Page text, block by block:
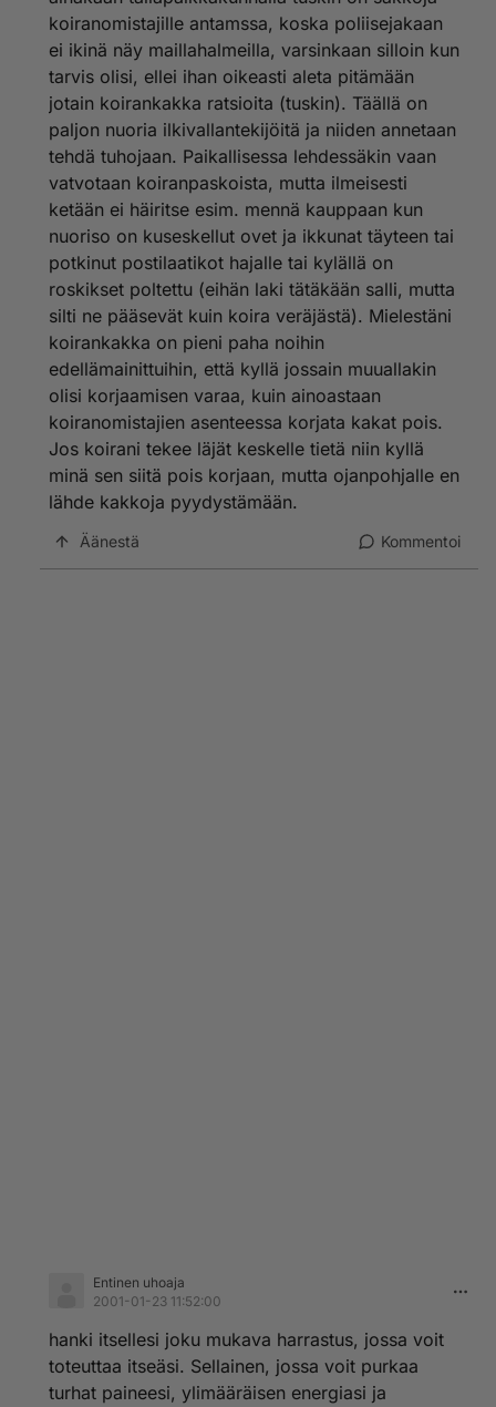
koiranomistajille antamssa, koska poliisejakaan
ei ikinä näy maillahalmeilla, varsinkaan silloin kun
tarvis olisi, ellei ihan oikeasti aleta pitämään
jotain koirankakka ratsioita (tuskin). Täällä on
paljon nuoria ilkivallantekijöitä ja niiden annetaan
tehdä tuhojaan. Paikallisessa lehdessäkin vaan
vatvotaan koiranpaskoista, mutta ilmeisesti
ketään ei häiritse esim. mennä kauppaan kun
nuoriso on kuseskellut ovet ja ikkunat täyteen tai
potkinut postilaatikot hajalle tai kylällä on
roskikset poltettu (eihän laki tätäkään salli, mutta
silti ne pääsevät kuin koira veräjästä). Mielestäni
koirankakka on pieni paha noihin
edellämainittuihin, että kyllä jossain muuallakin
olisi korjaamisen varaa, kuin ainoastaan
koiranomistajien asenteessa korjata kakat pois.
Jos koirani tekee läjät keskelle tietä niin kyllä
minä sen siitä pois korjaan, mutta ojanpohjalle en
lähde kakkoja pyydystämään.
Äänestä Kommentoi
Entinen uhoaja
2001-01-23 11:52:00
hanki itsellesi joku mukava harrastus, jossa voit
toteuttaa itseäsi. Sellainen, jossa voit purkaa
turhat paineesi, ylimääräisen energiasi ja